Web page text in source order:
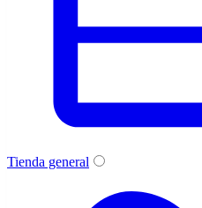
Tienda general